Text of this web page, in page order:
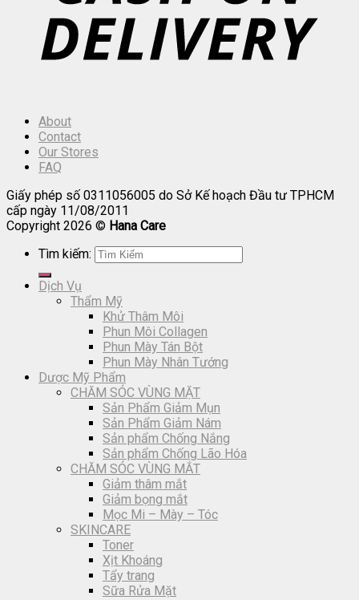
About
Contact
Our Stores
FAQ
Giấy phép số 0311056005 do Sở Kế hoạch Đầu tư TPHCM
cấp ngày 11/08/2011
Copyright 2026 © Hana Care
Tìm kiếm:
Dịch Vụ
Thẩm Mỹ
Khử Thâm Môi
Phun Môi Collagen
Phun Mày Tán Bột
Phun Mày Nhân Tướng
Dược Mỹ Phẩm
CHĂM SÓC VÙNG MẶT
Sản Phẩm Giảm Mụn
Sản Phẩm Giảm Nám
Sản phẩm Chống Nắng
Sản phẩm Chống Lão Hóa
CHĂM SÓC VÙNG MẮT
Giảm thâm mắt
Giảm bọng mắt
Mọc Mi – Mày – Tóc
SKINCARE
Toner
Xịt Khoáng
Tẩy trang
Sữa Rửa Mặt